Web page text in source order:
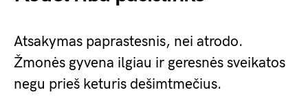
Atsakymas paprastesnis, nei atrodo.
Žmonės gyvena ilgiau ir geresnės sveikatos
negu prieš keturis dešimtmečius.